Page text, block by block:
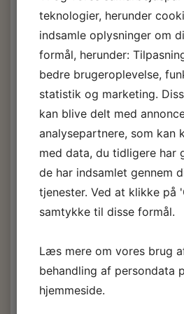
påføres. Vær meget forsigtig med
overfladen - prøv derfor venligst
område.
Efter behandling med FORMULA
en endelig påføring af en klassisk
længerevarende resultat, men i
FIVE® Clean 'N Glaze også ydet
yderligere behandling.
Clean 'N Glaze sikrer en rigtig god
gelcoaten.
FORMULA FIVE® Clean 'N Glaze
og plastbeklædningsdele.
billak, bør heller ikke behandles
Velegnet til:
campingvogne/mobiler,
lavet af kompositplast og alle
teknologier, herunder
indsamle oplysninger om
formål, herunder:
bedre brugeroplevelse,
statistik og marketing.
kan blive delt med
analysepartnere, som kan
med data, du tidligere har
de har indsamlet gennem
tjenester. Ved at klikke på
samtykke til disse formål.
Læs mere om vores brug
behandling af persondata
hjemmeside.